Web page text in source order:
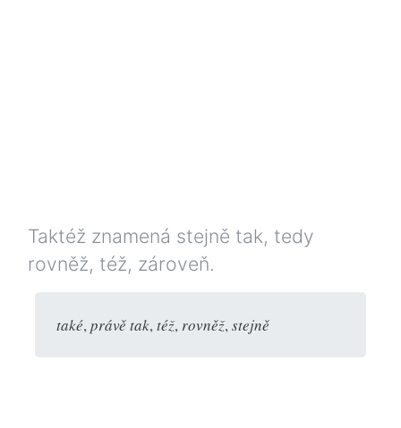
Taktéž znamená stejně tak, tedy
rovněž, též, zároveň.
také,právě tak,též, rovněž,stejně